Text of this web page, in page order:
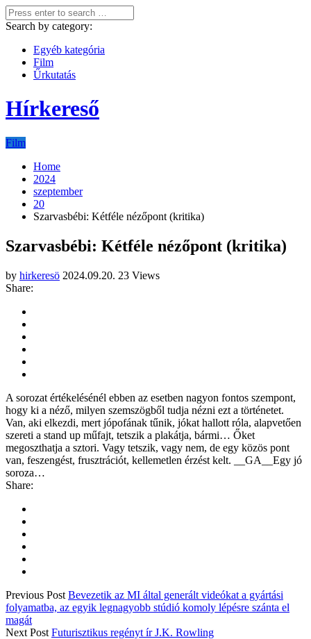
Search by category:
Egyéb kategória
Film
Űrkutatás
Hírkereső
Film
Home
2024
szeptember
20
Szarvasbébi: Kétféle nézőpont (kritika)
Szarvasbébi: Kétféle nézőpont (kritika)
by hirkeresö 2024.09.20. 23 Views
Share:
A sorozat értékelésénél ebben az esetben nagyon fontos szempont,
hogy ki a néző, milyen szemszögből tudja nézni ezt a történetet.
Van, aki elkezdi, mert jópofának tűnik, jókat hallott róla, alapvetően
szereti a stand up műfajt, tetszik a plakátja, bármi… Őket
megoszthatja a sztori. Vagy tetszik, vagy nem, de egy közös pont
van, feszengést, frusztrációt, kellemetlen érzést kelt. __GA__Egy jó
soroza…
Share:
Previous Post Bevezetik az MI által generált videókat a gyártási
folyamatba, az egyik legnagyobb stúdió komoly lépésre szánta el
magát
Next Post Futurisztikus regényt ír J.K. Rowling